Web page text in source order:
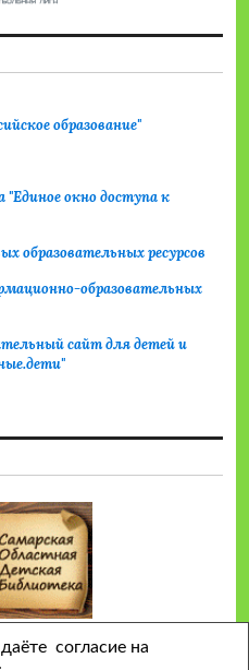
образование"
окно доступа к
образовательных ресурсов
образовательных
сайт для детей и
согласие на